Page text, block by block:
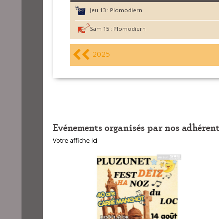
Jeu 13 : Plomodiern
Sam 15 : Plomodiern
2025
Evénements organisés par nos
Votre affiche ici